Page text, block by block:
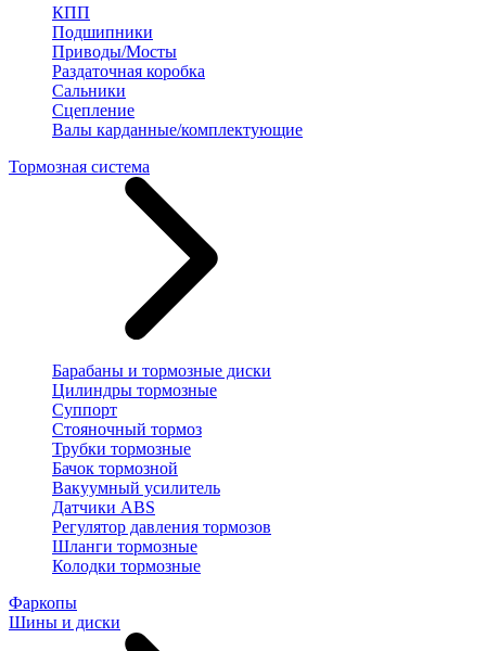
КПП
Подшипники
Приводы/Мосты
Раздаточная коробка
Сальники
Сцепление
Валы карданные/комплектующие
Тормозная система
Барабаны и тормозные диски
Цилиндры тормозные
Суппорт
Стояночный тормоз
Трубки тормозные
Бачок тормозной
Вакуумный усилитель
Датчики ABS
Регулятор давления тормозов
Шланги тормозные
Колодки тормозные
Фаркопы
Шины и диски